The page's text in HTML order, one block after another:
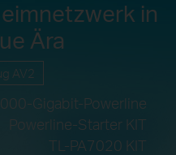
in
Ära
AV2
Gigabit-Powerline
Powerline-Starter KIT
TL-PA7020 KIT